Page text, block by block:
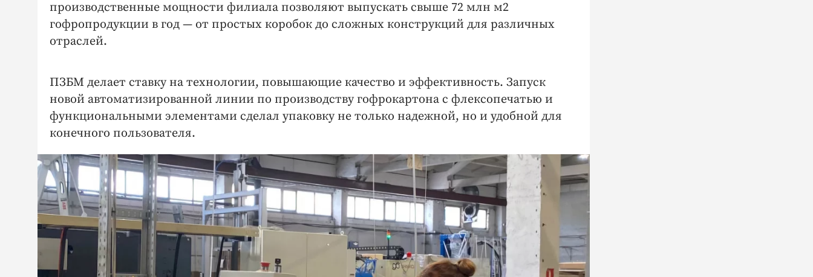
производственные мощности филиала позволяют выпускать свыше 72 млн м2
гофропродукции в год — от простых коробок до сложных конструкций для различных
отраслей.
ПЗБМ делает ставку на технологии, повышающие качество и эффективность. Запуск
новой автоматизированной линии по производству гофрокартона с флексопечатью и
функциональными элементами сделал упаковку не только надежной, но и удобной для
конечного пользователя.